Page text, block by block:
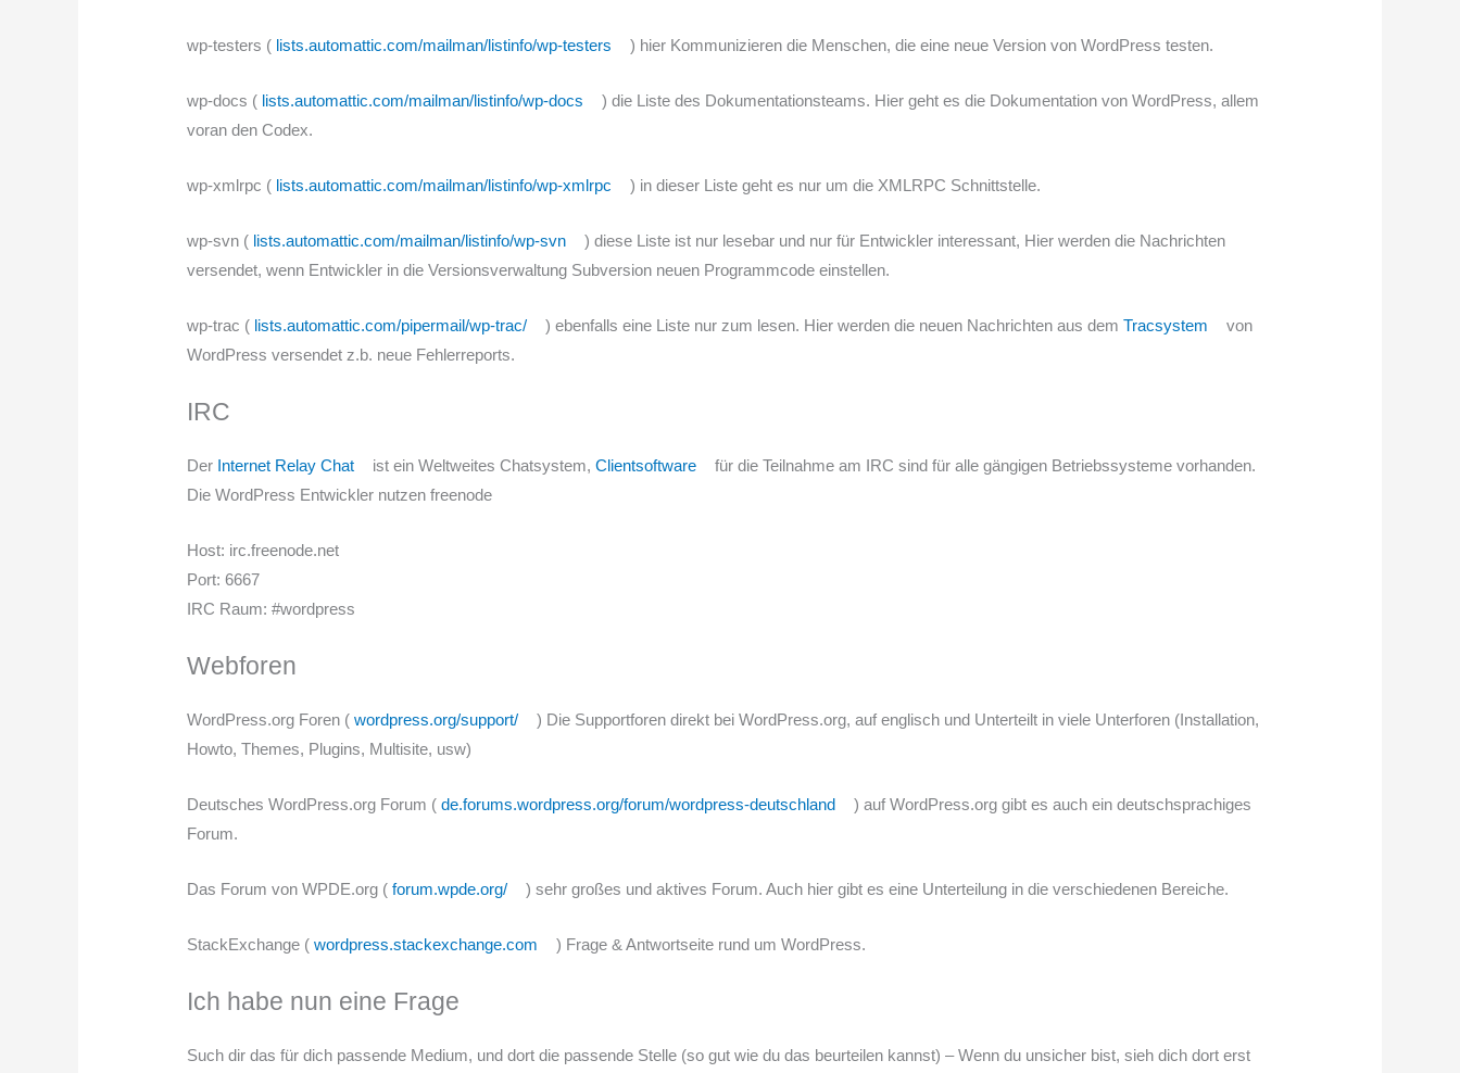
wp-testers ( lists.automattic.com/mailman/listinfo/wp-testers ) hier Kommunizieren die Menschen, die eine neue Version von WordPress testen.
wp-docs ( lists.automattic.com/mailman/listinfo/wp-docs
) die Liste des Dokumentationsteams. Hier geht es die Dokumentation von WordPress, allem
voran den Codex.
wp-xmlrpc ( lists.automattic.com/mailman/listinfo/wp-xmlrpc ) in dieser Liste geht es nur um die XMLRPC Schnittstelle.
wp-svn ( lists.automattic.com/mailman/listinfo/wp-svn
) diese Liste ist nur lesebar und nur für Entwickler interessant, Hier werden die Nachrichten
versendet, wenn Entwickler in die Versionsverwaltung Subversion neuen Programmcode einstellen.
wp-trac ( lists.automattic.com/pipermail/wp-trac/ ) ebenfalls eine Liste nur zum lesen. Hier werden die neuen Nachrichten aus demTracsystem
von
WordPress versendet z.b. neue Fehlerreports.
IRC
Der Internet Relay Chat ist ein Weltweites Chatsystem,Clientsoftware
für die Teilnahme am IRC sind für alle gängigen Betriebssysteme vorhanden.
Die WordPress Entwickler nutzen freenode
Host: irc.freenode.net
Port: 6667
IRC Raum: #wordpress
Webforen
WordPress.org Foren (wordpress.org/support/
) Die Supportforen direkt bei WordPress.org, auf englisch und Unterteilt in viele Unterforen (Installation,
Howto, Themes, Plugins, Multisite, usw)
Deutsches WordPress.org Forum (de.forums.wordpress.org/forum/wordpress-deutschland
) auf WordPress.org gibt es auch ein deutschsprachiges
Forum.
Das Forum von WPDE.org (forum.wpde.org/ ) sehr großes und aktives Forum. Auch hier gibt es eine Unterteilung in die verschiedenen Bereiche.
StackExchange (wordpress.stackexchange.com ) Frage & Antwortseite rund um WordPress.
Ich habe nun eine Frage
Such dir das für dich passende Medium, und dort die passende Stelle (so gut wie du das beurteilen kannst) – Wenn du unsicher bist, sieh dich dort erst